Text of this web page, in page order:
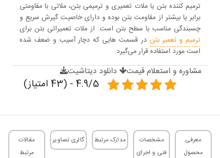
ترمیم کننده بتن یا ملات تعمیری و ترمیمی بتن، ملاتی با مقاومتی
برابر یا بیشتر از مقاومت بتن بوده و دارای خاصیت گیرش سریع و
چسبندگی مناسب با سطح بتن است. از ملات تعمیراتی بتن برای
ترمیم و تعمیر بتن در قسمت هایی که دچار آسیب و ضعف شده
است مورد استفاده قرار می‌گیرد.
مشاوره و استعلام قیمت دانلود دیتاشیت
4.9/5 - (43 امتیاز)
معرفی
محصول
مشخصات
فنی و اجرای
مدارک مرتبط گالری تصاویر
مقالات
مرتبط